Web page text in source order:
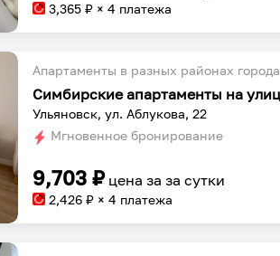
3,365 ₽ × 4 платежа
Апартаменты в разных районах города
Ульяновск, ул. Аблукова, 22
Мгновенное бронирование
9,703 ₽ цена заза сутки
2,426 ₽ × 4 платежа